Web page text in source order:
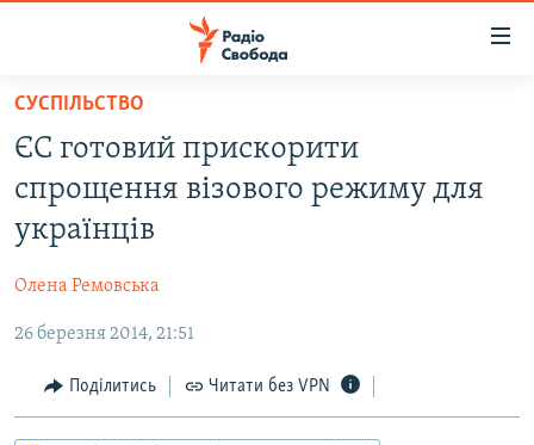
Перейти
основного
матеріалу
Перейти
до
основної
Перейти
пошуку
СТАТТІ
СУСПІЛЬСТВО
КУЛЬТУРА
РОСІЙСЬКА «ФІЛЬТРАЦІЯ»
ДОНБАС.РЕАЛІЇ
КРИМ.РЕАЛІЇ
СУСПІЛЬСТВО
ЄС готовий прискорити
спрощення візового режиму для
українців
Олена Ремовська
26 березня 2014, 21:51
Поділитись Читати без VPN